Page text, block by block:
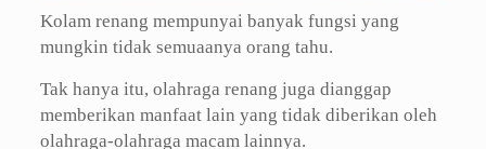
Kolam renang mempunyai banyak fungsi yang
mungkin tidak semuaanya orang tahu.
Tak hanya itu, olahraga renang juga dianggap
memberikan manfaat lain yang tidak diberikan oleh
olahraga-olahraga macam lainnya.